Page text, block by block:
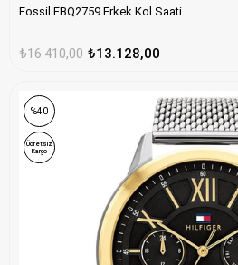
Fossil FBQ2759 Erkek Kol Saati
₺13.128,00
₺16.410,00
%40
Ücretsiz
Kargo